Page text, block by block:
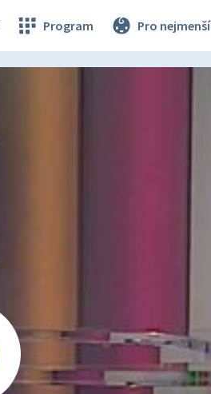
Program Pro nejmenší